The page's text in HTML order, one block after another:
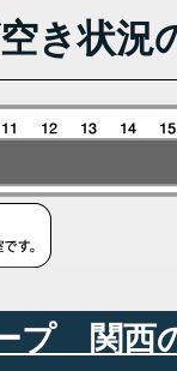
き状況
プ 関西